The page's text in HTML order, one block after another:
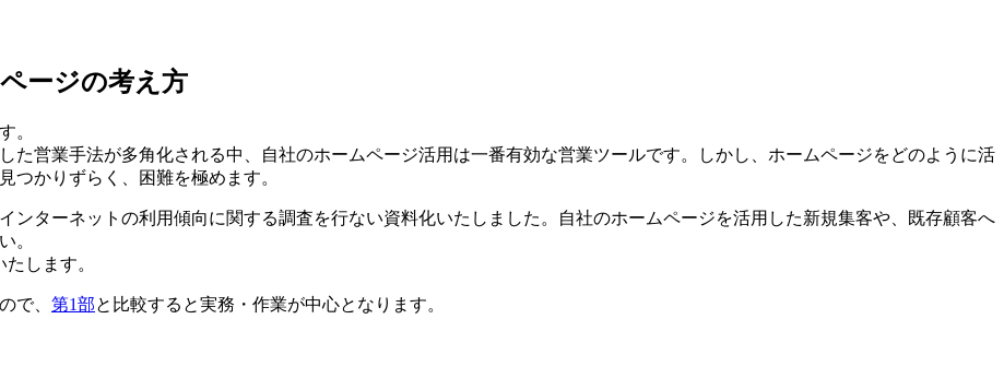
ージの考え方
。
た営業手法が多角化される中、自社のホームページ活用は一番有効な営業ツールです。しかし、ホームページをどのように活
つかりずらく、困難を極めます。
ンターネットの利用傾向に関する調査を行ない資料化いたしました。自社のホームページを活用した新規集客や、既存顧客へ
。
します。
で、 第1部と比較すると実務・作業が中心となります。